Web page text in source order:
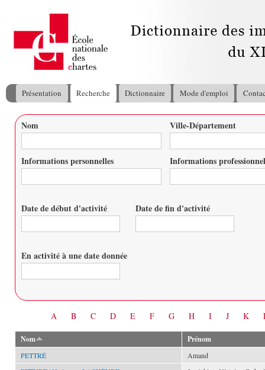
Menu principal
Présentation Recherche Dictionnaire Mode d'emploi
Vous êtes ici
Nom Ville-Département
Informations personnelles Informations
Date de début d'activité Date de fin d'activité
En activité à une date donnée
A B C D E F G H I J K
Nom Prénom
PETTRÉ
Amand